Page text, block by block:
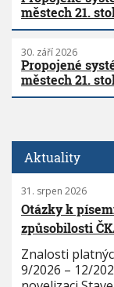
městech 21.
30. září 2026
Propojené
městech 21.
Aktuality
31. srpen 2026
Otázky k
způsobilosti
Znalosti
9/2026 – 12/